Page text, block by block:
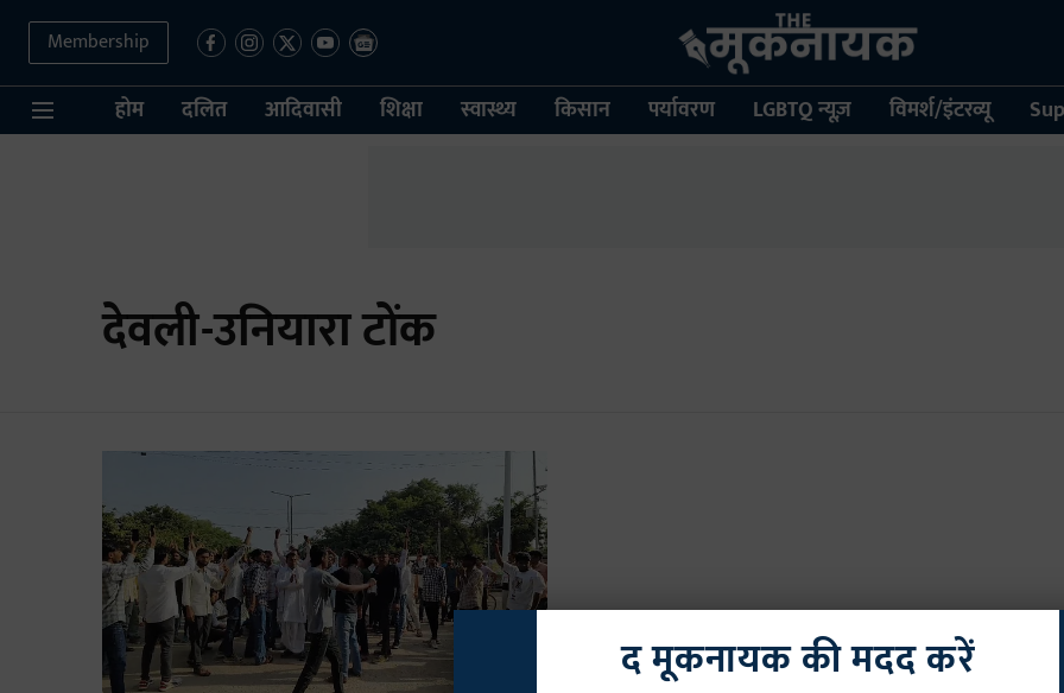
Membership
होम दलित आदिवासी शिक्षा स्वास्थ्य किसान पर्यावरण LGBTQ न्यूज़ विमर्श/इंटरव्यू
देवली-उनियारा टोंक
द मूकनायक की मदद करें